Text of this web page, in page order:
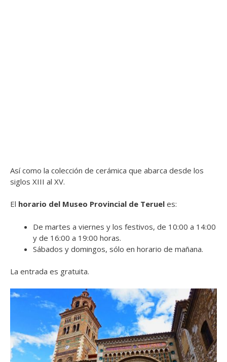
Así como la colección de cerámica que abarca desde los
siglos XIII al XV.
El horario del Museo Provincial de Teruel es:
De martes a viernes y los festivos, de 10:00 a 14:00
y de 16:00 a 19:00 horas.
Sábados y domingos, sólo en horario de mañana.
La entrada es gratuita.